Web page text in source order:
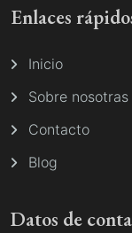
Enlaces
Inicio
Sobre nosotras
Contacto
Blog
Datos de